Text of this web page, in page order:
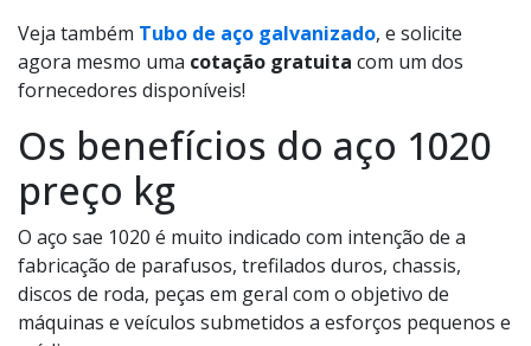
Veja também Tubo de aço galvanizado, e solicite
agora mesmo uma cotação gratuita com um dos
fornecedores disponíveis!
Os benefícios do aço 1020
preço kg
O aço sae 1020 é muito indicado com intenção de a
fabricação de parafusos, trefilados duros, chassis,
discos de roda, peças em geral com o objetivo de
máquinas e veículos submetidos a esforços pequenos e